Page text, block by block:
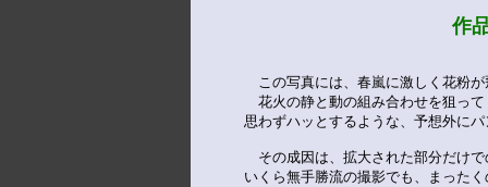
作品 H
この写真には、春嵐に激しく花粉
花火の静と動の組み合わせを狙っ
思わずハッとするような、予想外に
その成因は、拡大された部分だけ
いくら無手勝流の撮影でも、まった